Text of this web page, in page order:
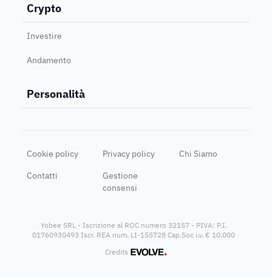
Crypto
Investire
Andamento
Personalità
Cookie policy Privacy policy
Chi Siamo
Contatti
Gestione
consensi
Yobee SRL - Iscrizione al ROC numero 32157 - PIVA: P.I.
01760930493 Iscr. REA num. LI-155728 Cap.Soc i.v. € 10.000
Credits
®